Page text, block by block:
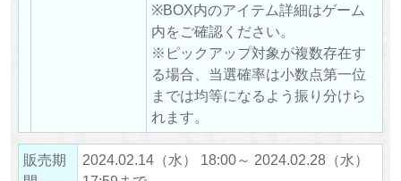
※BOX内のアイテム詳細はゲーム
内をご確認ください。
※ピックアップ対象が複数存在す
る場合、当選確率は小数点第一位
までは均等になるよう振り分けら
れます。
販売期
2024.02.14（水） 18:00～ 2024.02.28（水）